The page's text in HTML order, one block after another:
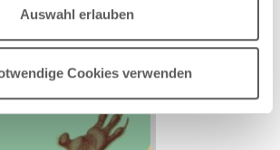
Auswahl erlauben
Cookies verwenden